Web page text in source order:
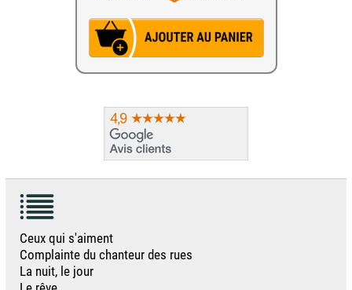
Ceux qui s'aiment
Complainte du chanteur des rues
La nuit, le jour